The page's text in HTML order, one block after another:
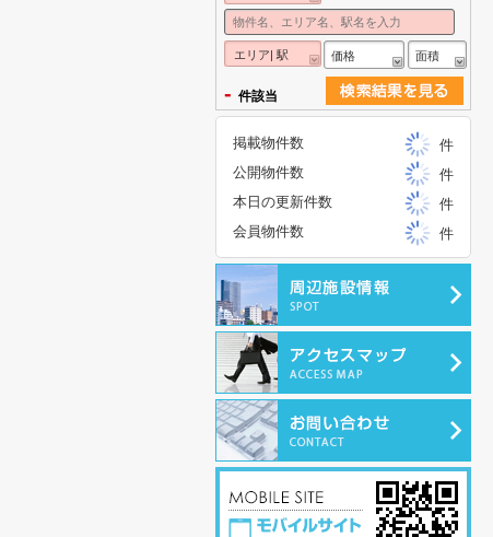
エリア| 駅 価格 面積
- 件該当
掲載物件数
件
公開物件数
件
本日の更新件数
件
会員物件数
件